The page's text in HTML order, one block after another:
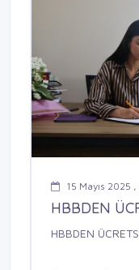
15 Mayıs 2025
HBBDEN
HBBDEN